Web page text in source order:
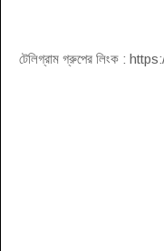
টেলিগ্রাম গ্রুপের লিংক :